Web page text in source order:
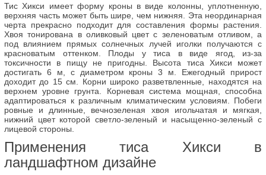
Тис Хикси имеет форму кроны в виде колонны, уплотненную,
верхняя часть может быть шире, чем нижняя. Эта неординарная
черта прекрасно подходит для составления формы растения.
Хвоя тонирована в оливковый цвет с зеленоватым отливом, а
под влиянием прямых солнечных лучей иголки получаются с
красноватым оттенком. Плоды у тиса в виде ягод, из-за
токсичности в пищу не пригодны. Высота тиса Хикси может
достигать 6 м, с диаметром кроны 3 м. Ежегодный прирост
доходит до 15 см. Корни широко разветвленные, находятся на
верхнем уровне грунта. Корневая система мощная, способна
адаптироваться к различным климатическим условиям. Побеги
ровные и длинные, вечнозеленая хвоя игольчатая и мягкая,
нижний цвет которой светло-зеленый и насыщенно-зеленый с
лицевой стороны.
Применения тиса Хикси в
ландшафтном дизайне